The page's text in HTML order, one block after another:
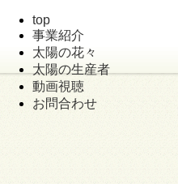
top
事業紹介
太陽の花々
太陽の生産者
動画視聴
お問合わせ